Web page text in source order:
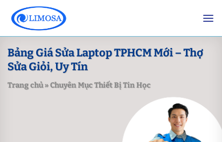
content
Bảng Giá Sửa Laptop TPHCM Mới – Thợ
Sửa Giỏi, Uy Tín
Trang chủ»Chuyên Mục Thiết Bị Tin Học